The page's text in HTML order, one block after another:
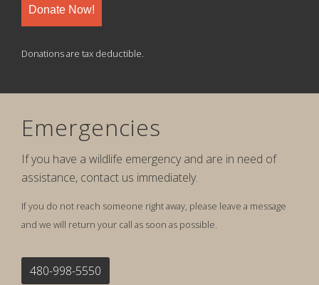
Donate Now!
Donations are tax deductible.
Emergencies
If you have a wildlife emergency and are in need of
assistance, contact us immediately.
If you do not reach someone right away, please leave a message
and we will return your call as soon as possible.
480-998-5550